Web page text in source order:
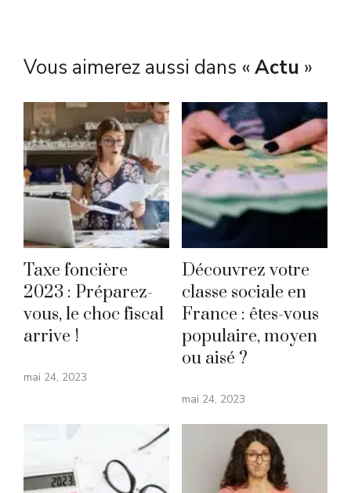
Vous aimerez aussi dans « Actu »
Taxe foncière
2023 : Préparez-
vous, le choc fiscal
arrive !
mai 24, 2023
Découvrez votre
classe sociale en
France : êtes-vous
populaire, moyen
ou aisé ?
mai 24, 2023